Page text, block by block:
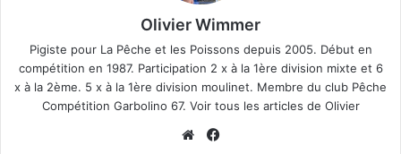
Olivier Wimmer
Pigiste pour La Pêche et les Poissons depuis 2005. Début en
compétition en 1987. Participation 2 x à la 1ère division mixte et 6
x à la 2ème. 5 x à la 1ère division moulinet. Membre du club Pêche
Compétition Garbolino 67. Voir tous les articles de Olivier
We